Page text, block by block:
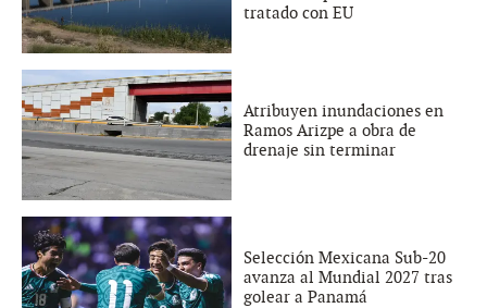
tratado con EU
Atribuyen inundaciones en
Ramos Arizpe a obra de
drenaje sin terminar
Selección Mexicana Sub-20
avanza al Mundial 2027 tras
golear a Panamá